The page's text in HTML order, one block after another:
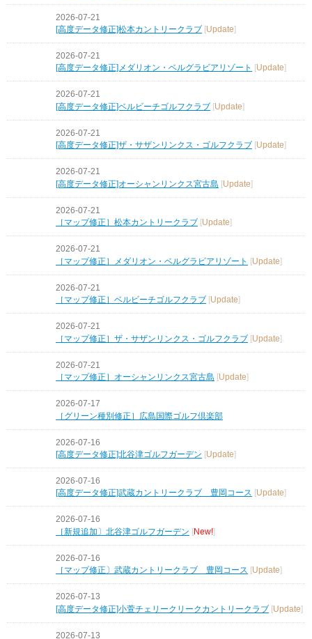
2026-07-21
[高度データ修正]松本カントリークラブ [Update]
2026-07-21
[高度データ修正]メダリオン・ベルグラビアリゾート
Update
2026-07-21
[高度データ修正]ベルビーチゴルフクラブ [Update]
2026-07-21
[高度データ修正]ザ・サザンリンクス・ゴルフクラブ
Update
2026-07-21
[高度データ修正]オーシャンリンクス宮古島 [Update]
2026-07-21
［マップ修正］松本カントリークラブ
Update
2026-07-21
［マップ修正］メダリオン・ベルグラビアリゾート
[Update]
2026-07-21
［マップ修正］ベルビーチゴルフクラブ [Update]
2026-07-21
［マップ修正］ザ・サザンリンクス・ゴルフクラブ [Update]
2026-07-21
［マップ修正］オーシャンリンクス宮古島 [Update]
2026-07-17
［グリーン種別修正］広島国際ゴルフ倶楽部
2026-07-16
[高度データ修正]北谷津ゴルフガーデン [Update]
2026-07-16
[高度データ修正]武蔵カントリークラブ 豊岡コース
Update
2026-07-16
［新規追加〕北谷津ゴルフガーデン [New!]
2026-07-16
［マップ修正〕武蔵カントリークラブ 豊岡コース
Update
2026-07-13
[高度データ修正]小萱チェリークリークカントリークラブ [Update]
2026-07-13